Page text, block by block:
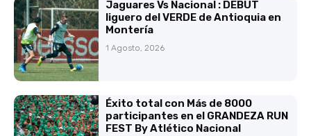
Jaguares Vs Nacional : DEBUT
liguero del VERDE de Antioquia en
Montería
1 Agosto, 2026
Éxito total con Más de 8000
participantes en el GRANDEZA RUN
FEST By Atlético Nacional